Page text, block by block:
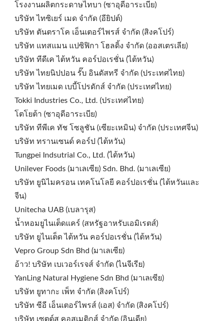
โรงงานผลิตกระดาษไทบา (ซาอุดีอาระเบีย)
บริษัท ไทซิเยร์ เมด จำกัด (อียิปต์)
บริษัท ตันตราโค เอ็นเตอร์ไพรส์ จำกัด (สิงคโปร์)
บริษัท แทสแมน แปซิฟิกา โฮลดิ้ง จำกัด (ออสเตรเลีย)
บริษัท ทีดีเค ไต้หวัน คอร์ปอเรชั่น (ไต้หวัน)
บริษัท ไทยนิปปอน รั๊บ อินดัสทรี จำกัด (ประเทศไทย)
บริษัท ไทยเมด เบบี้โปรดักส์ จำกัด (ประเทศไทย)
Tokki Industries Co., Ltd. (ประเทศไทย)
โตโยต้า (ซาอุดีอาระเบีย)
บริษัท ทีพีเค ทัช โซลูชัน (เซียะเหมิน) จำกัด (ประเทศจีน)
บริษัท ทรานเซนด์ คอร์ป (ไต้หวัน)
Tungpei Indsutrial Co., Ltd. (ไต้หวัน)
Unilever Foods (มาเลเซีย) Sdn. Bhd. (มาเลเซีย)
บริษัท ยูนิไมครอน เทคโนโลยี คอร์ปอเรชั่น (ไต้หวันและ
จีน)
Unitecha UAB (เบลารุส)
น้ำหอมยูไนเต็ดแคร์ (สหรัฐอาหรับเอมิเรตส์)
บริษัท ยูไนเต็ด ไต้หวัน คอร์ปอเรชั่น (ไต้หวัน)
Vepro Group Sdn Bhd (มาเลเซีย)
อ้าว! บริษัท เบเวอร์เรจส์ จำกัด (ไนจีเรีย)
YanLing Natural Hygiene Sdn Bhd (มาเลเซีย)
บริษัท ยูทากะ เพ็ท จำกัด (สิงคโปร์)
บริษัท ซีอี เอ็นเตอร์ไพรส์ (เอส) จำกัด (สิงคโปร์)
บริษัท เซตต์ส คอสเมติกส์ จำกัด (อินเดีย)